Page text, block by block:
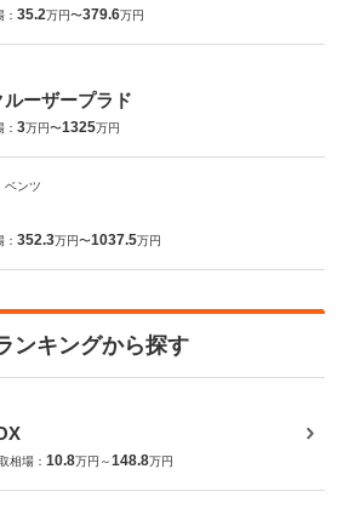
35.2万円〜379.6万円
ルーザープラド
3万円〜1325万円
ベンツ
352.3万円〜1037.5万円
ンキングから探す
相場： 10.8万円～148.8万円